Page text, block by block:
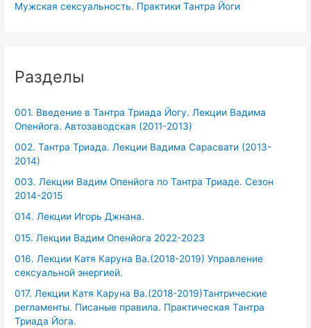
Мужская сексуальность. Практики Тантра Йоги
Разделы
001. Введение в Тантра Триада Йогу. Лекции Вадима
Опенйога. Автозаводская (2011-2013)
002. Тантра Триада. Лекции Вадима Сарасвати (2013-
2014)
003. Лекции Вадим Опенйога по Тантра Триаде. Сезон
2014-2015
014. Лекции Игорь Джнана.
015. Лекции Вадим Опенйога 2022-2023
016. Лекции Катя Каруна Ва.(2018-2019) Управление
сексуальной энергией.
017. Лекции Катя Каруна Ва.(2018-2019)Тантрические
регламенты. Писаные правила. Практическая Тантра
Триада Йога.